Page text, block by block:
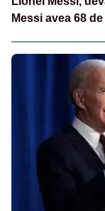
Messi avea 68